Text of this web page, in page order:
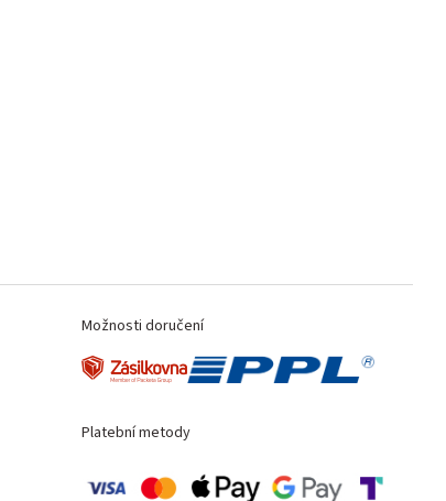
Možnosti doručení
Platební metody